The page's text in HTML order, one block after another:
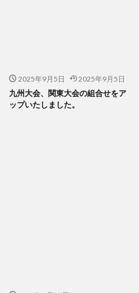
2025年9月5日 2025年9月5日
九州大会、関東大会の組合せをア
ップいたしました。